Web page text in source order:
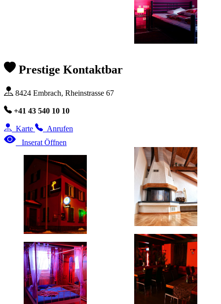
Prestige Kontaktbar
8424 Embrach, Rheinstrasse 67
+41 43 540 10 10
Karte
Anrufen
Inserat Öffnen